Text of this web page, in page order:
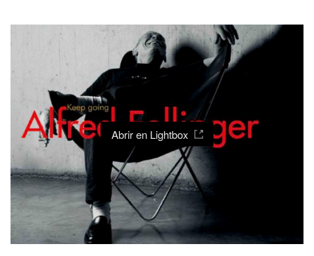
Abrir en Lightbox